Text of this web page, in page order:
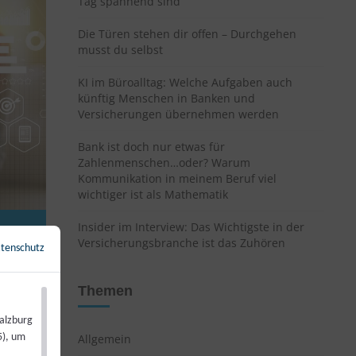
Die Türen stehen dir offen – Durchgehen
musst du selbst
KI im Büroalltag: Welche Aufgaben auch
künftig Menschen in Banken und
Versicherungen übernehmen werden
Bank ist doch nur etwas für
Zahlenmenschen…oder? Warum
Kommunikation in meinem Beruf viel
wichtiger ist als Mathematik
Insider im Interview: Das Wichtigste in der
Versicherungsbranche ist das Zuhören
Themen
Allgemein
um
← Zurück zur Übersicht